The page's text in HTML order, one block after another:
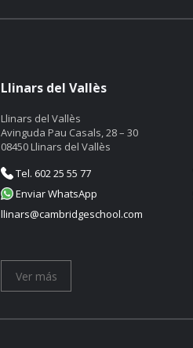
Llinars del Vallès
Llinars del Vallès
Avinguda Pau Casals, 28 – 30
08450 Llinars del Vallès
Tel. 602 25 55 77
Enviar WhatsApp
llinars@cambridgeschool.com
Ver más